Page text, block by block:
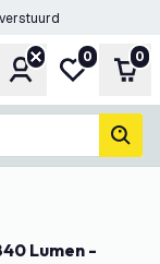
Account
Mijn
0 0